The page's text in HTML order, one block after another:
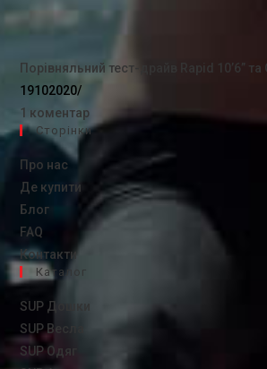
Порівняльний тест-драйв Rapid 10’6” та
19102020/
1 коментар
Сторінки
Про нас
Де купити
Блог
FAQ
Контакти
Каталог
SUP Дошки
SUP Весла
SUP Одяг